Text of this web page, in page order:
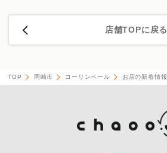
店舗TOPに戻る
TOP 岡崎市 コーリンベール お店の新着情報